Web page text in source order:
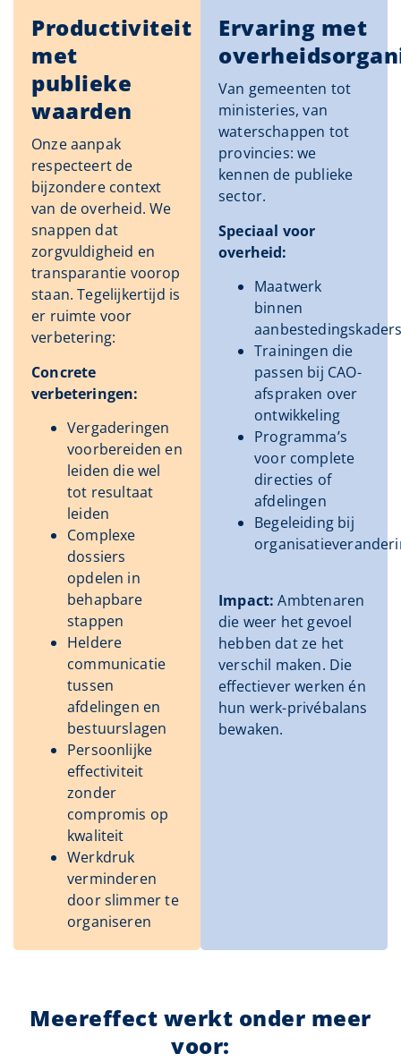
Productiviteit
met
publieke
waarden
Onze aanpak
respecteert de
bijzondere context
van de overheid. We
snappen dat
zorgvuldigheid en
transparantie voorop
staan. Tegelijkertijd is
er ruimte voor
verbetering:
Concrete
verbeteringen:
Vergaderingen
voorbereiden en
leiden die wel
tot resultaat
leiden
Complexe
dossiers
opdelen in
behapbare
stappen
Heldere
communicatie
tussen
afdelingen en
bestuurslagen
Persoonlijke
effectiviteit
zonder
compromis op
kwaliteit
Werkdruk
verminderen
door slimmer te
organiseren
Ervaring met
Van gemeenten tot
ministeries, van
waterschappen tot
provincies: we
kennen de publieke
sector.
Speciaal voor
overheid:
Maatwerk
binnen
Trainingen die
passen bij CAO-
afspraken over
ontwikkeling
Programma’s
voor complete
directies of
afdelingen
Begeleiding bij
Impact: Ambtenaren
die weer het gevoel
hebben dat ze het
verschil maken. Die
effectiever werken én
hun werk-privébalans
bewaken.
Meereffect werkt onder meer
voor: